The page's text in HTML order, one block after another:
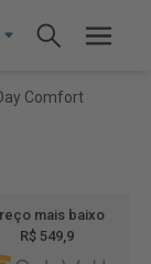
Comfort
mais baixo
R$ 549,9